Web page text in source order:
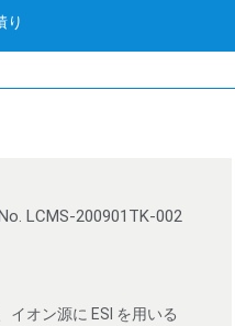
り
LCMS-200901TK-002
イオン源に ESI を用いる